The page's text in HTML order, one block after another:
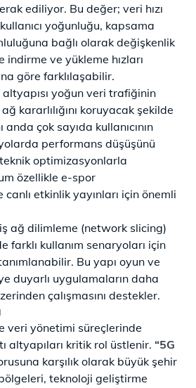
ediliyor. Bu değer; veri hızı
yoğunluğu, kapsama
bağlı olarak değişkenlik
indirme ve yükleme hızları
göre farklılaşabilir.
yoğun veri trafiğinin
kararlılığını koruyacak şekilde
anda çok sayıda kullanıcının
performans düşüşünü
optimizasyonlarla
özellikle e-spor
etkinlik yayınları için önemli
ağ dilimleme (network slicing)
farklı kullanım senaryoları için
Bu yapı oyun ve
duyarlı uygulamaların daha
çalışmasını destekler.
veri yönetimi süreçlerinde
altyapıları kritik rol üstlenir. “5G
karşılık olarak büyük şehir
teknoloji geliştirme